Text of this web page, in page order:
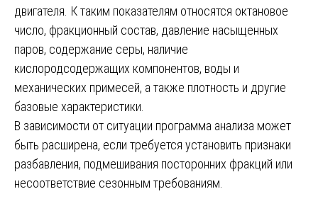
двигателя. К таким показателям относятся октановое
число, фракционный состав, давление насыщенных
паров, содержание серы, наличие
кислородсодержащих компонентов, воды и
механических примесей, а также плотность и другие
базовые характеристики.
В зависимости от ситуации программа анализа может
быть расширена, если требуется установить признаки
разбавления, подмешивания посторонних фракций или
несоответствие сезонным требованиям.